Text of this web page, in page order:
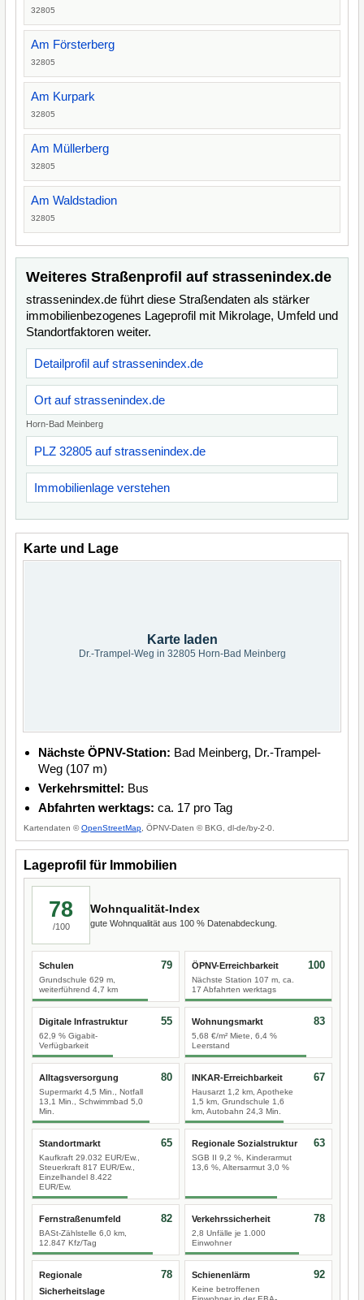
32805
Am Försterberg
32805
Am Kurpark
32805
Am Müllerberg
32805
Am Waldstadion
32805
Weiteres Straßenprofil auf strassenindex.de
strassenindex.de führt diese Straßendaten als stärker
immobilienbezogenes Lageprofil mit Mikrolage, Umfeld und
Standortfaktoren weiter.
Detailprofil auf strassenindex.de
Ort auf strassenindex.de
Horn-Bad Meinberg
PLZ 32805 auf strassenindex.de
Immobilienlage verstehen
Karte und Lage
Karte laden
Dr.-Trampel-Weg in 32805 Horn-Bad Meinberg
Nächste ÖPNV-Station: Bad Meinberg, Dr.-Trampel-
Weg (107 m)
Verkehrsmittel: Bus
Abfahrten werktags: ca. 17 pro Tag
Kartendaten ©OpenStreetMap , ÖPNV-Daten © BKG, dl-de/by-2-0.
Lageprofil für Immobilien
78
/100
Wohnqualität-Index
gute Wohnqualität aus 100 % Datenabdeckung.
Schulen
Grundschule 629 m,
weiterführend 4,7 km
79 ÖPNV-Erreichbarkeit
Nächste Station 107 m, ca.
17 Abfahrten werktags
100
Digitale Infrastruktur
62,9 % Gigabit-
Verfügbarkeit
55 Wohnungsmarkt
5,68 €/m² Miete, 6,4 %
Leerstand
83
Alltagsversorgung
Supermarkt 4,5 Min., Notfall
13,1 Min., Schwimmbad 5,0
Min.
80 INKAR-Erreichbarkeit
Hausarzt 1,2 km, Apotheke
1,5 km, Grundschule 1,6
km, Autobahn 24,3 Min.
67
Standortmarkt
Kaufkraft 29.032 EUR/Ew.,
Steuerkraft 817 EUR/Ew.,
Einzelhandel 8.422
EUR/Ew.
65 Regionale Sozialstruktur
SGB II 9,2 %, Kinderarmut
13,6 %, Altersarmut 3,0 %
63
Fernstraßenumfeld
BASt-Zählstelle 6,0 km,
12.847 Kfz/Tag
82 Verkehrssicherheit
2,8 Unfälle je 1.000
Einwohner
78
Regionale
Sicherheitslage
78 Schienenlärm
Keine betroffenen
92